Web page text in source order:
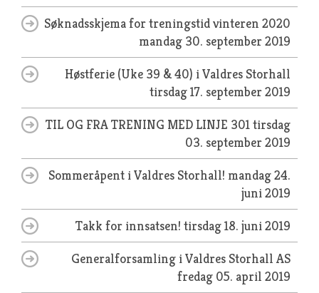
Søknadsskjema for treningstid vinteren 2020
mandag 30. september 2019
Høstferie (Uke 39 & 40) i Valdres Storhall
tirsdag 17. september 2019
TIL OG FRA TRENING MED LINJE 301tirsdag
03. september 2019
Sommeråpent i Valdres Storhall! mandag 24.
juni 2019
Takk for innsatsen! tirsdag 18. juni 2019
Generalforsamling i Valdres Storhall AS
fredag 05. april 2019